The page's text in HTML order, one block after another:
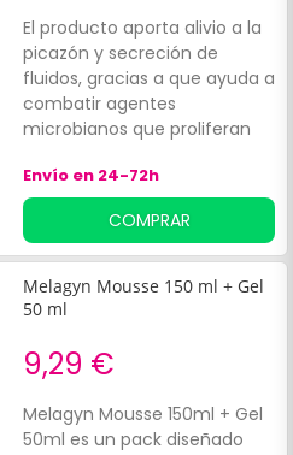
El producto aporta alivio a la
picazón y secreción de
fluidos, gracias a que ayuda a
combatir agentes
microbianos que proliferan
Envío en 24-72h
COMPRAR
Melagyn Mousse 150 ml + Gel
50 ml
9,29 €
Melagyn Mousse 150ml + Gel
50ml es un pack diseñado